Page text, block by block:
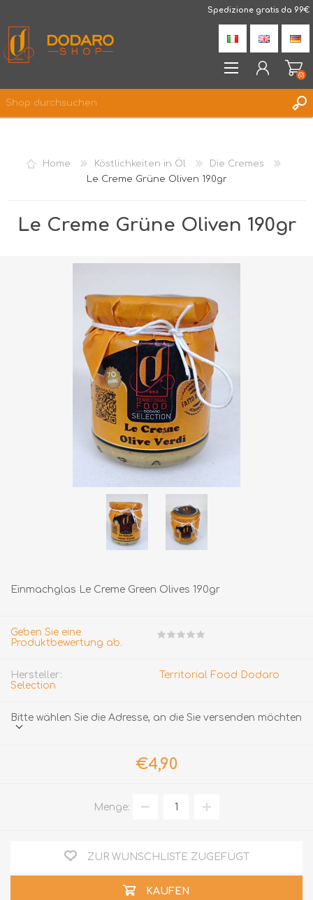
Spedizione gratis da 99€
WUNSCHLISTE
(0)
Home Köstlichkeiten in Öl
Die Cremes
Le Creme Grüne Oliven 190gr
Le Creme Grüne Oliven 190gr
Einmachglas Le Creme Green Olives 190gr
Geben Sie eine
Produktbewertung ab.
Hersteller:
Territorial Food Dodaro
Selection
Bitte wählen Sie die Adresse, an die Sie versenden möchten
€4,90
Menge:
ZUR WUNSCHLISTE ZUGEFÜGT
KAUFEN